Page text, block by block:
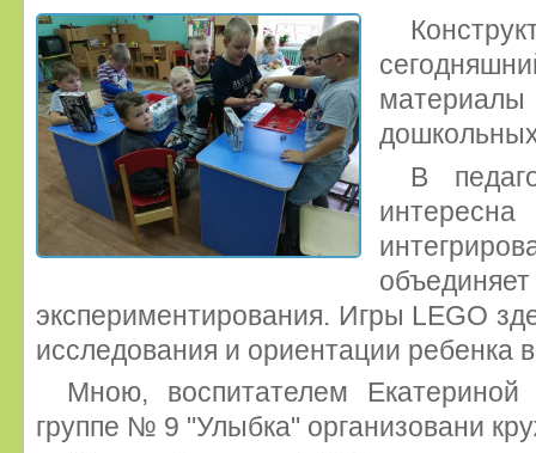
В
экспериментирования. Игры LEGO
исследования и ориентации ребенка
Мною, воспитателем
группе № 9 "Улыбка" организовани